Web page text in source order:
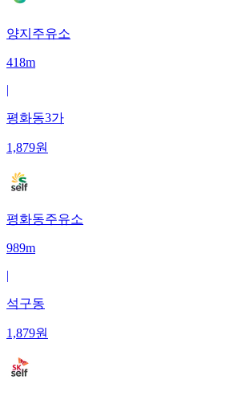
양지주유소
418m
|
평화동3가
1,879원
평화동주유소
989m
|
석구동
1,879원